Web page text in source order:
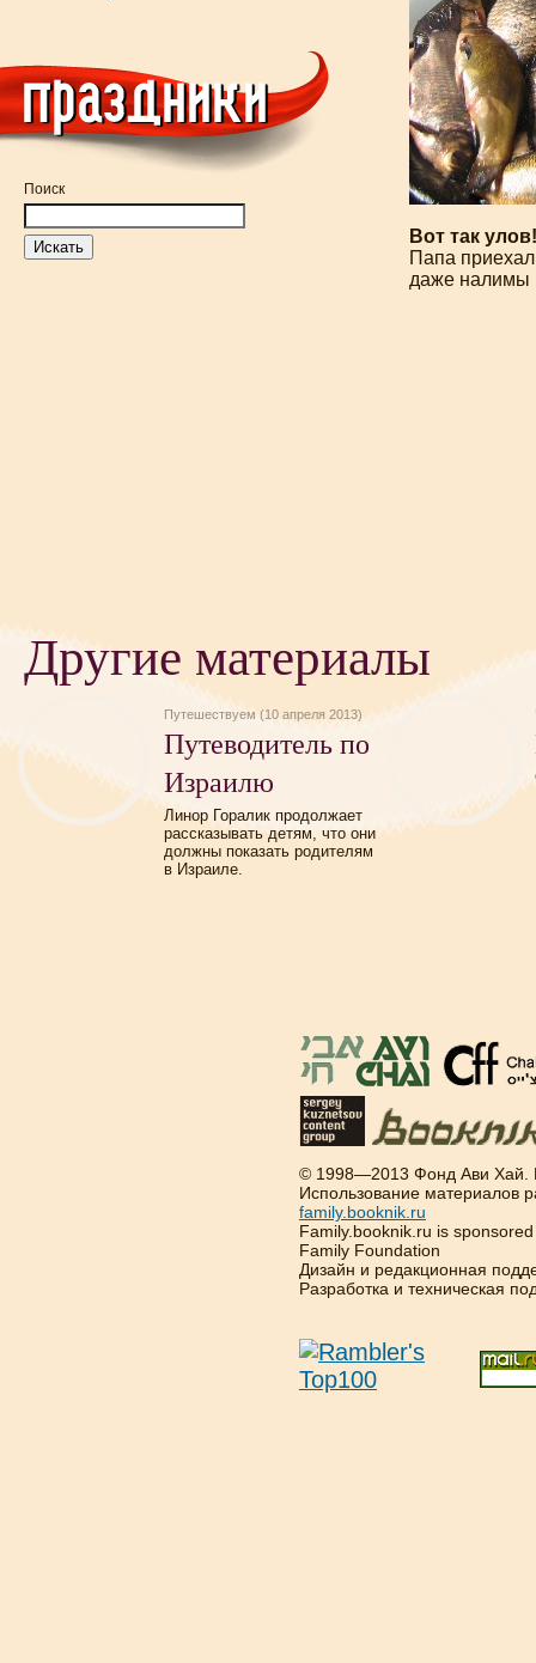
Поиск
Вот так улов!
Папа
даже налимы
Другие материалы
Путешествуем (10 апреля 2013)
Путеводитель по
Израилю
Линор Горалик продолжает
рассказывать детям, что они
должны показать родителям
в Израиле.
© 1998—2013 Фонд Ави Хай.
Использование материалов
family.booknik.ru
Family.booknik.ru is
Family Foundation
Дизайн и редакционная
Разработка и техническая